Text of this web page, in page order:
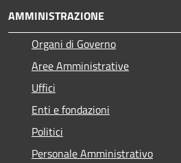
AMMINISTRAZIONE
Organi di Governo
Aree Amministrative
Uffici
Enti e fondazioni
Politici
Personale Amministrativo